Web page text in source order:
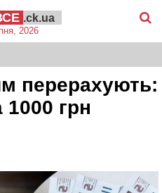
.ck.ua
2026
перерахують:
грн